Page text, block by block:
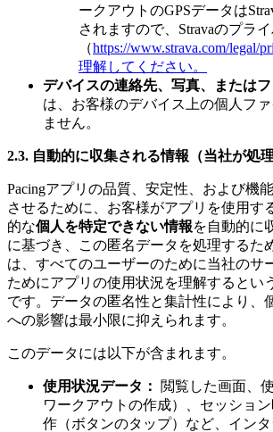
ークアウトのGPSデータは
されますので、Stravaのプラ
（https://www.strava.com/legal/
理解してください。
デバイスの連絡先、写真、またはフ
は、お客様のデバイス上の個人フ
ません。
2.3. 自動的に収集される情報（当社が処理
Pacingアプリの品質、安定性、および機
させるために、お客様がアプリを使用す
的な個人を特定できない情報を自動的に
に基づき、この匿名データを処理するた
は、すべてのユーザーのために当社のサ
ためにアプリの使用状況を理解するとい
です。データの匿名性と集計性により、
への影響は最小限に抑えられます。
このデータには以下が含まれます。
使用状況データ：
閲覧した画面、
ワークアウトの作成）、セッショ
作（ボタンのタップ）など、イン